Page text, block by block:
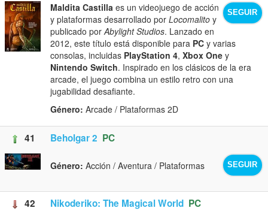
SEGUIR
Maldita Castilla es un videojuego de acción
y plataformas desarrollado por Locomalito y
publicado por Abylight Studios. Lanzado en
2012, este título está disponible para PC y varias
consolas, incluidas PlayStation 4, Xbox One y
Nintendo Switch. Inspirado en los clásicos de la era
arcade, el juego combina un estilo retro con una
jugabilidad desafiante.
Género: Arcade / Plataformas 2D
41 Beholgar 2 PC
SEGUIR
Género: Acción / Aventura / Plataformas
42 Nikoderiko: The Magical World PC